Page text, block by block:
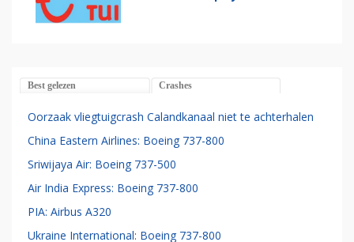
Best gelezen Crashes
Oorzaak vliegtuigcrash Calandkanaal niet te achterhalen
China Eastern Airlines: Boeing 737-800
Sriwijaya Air: Boeing 737-500
Air India Express: Boeing 737-800
PIA: Airbus A320
Ukraine International: Boeing 737-800